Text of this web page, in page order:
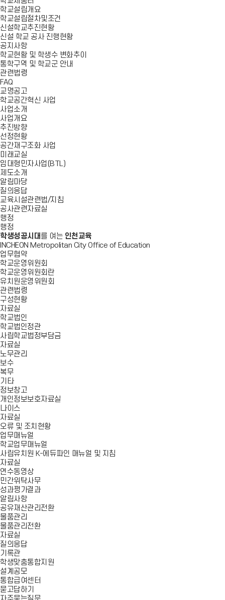
학교설립개요
학교설립절차및조건
신설학교추진현황
신설 학교 공사 진행현황
공지사항
학교현황 및 학생수 변화추이
통학구역 및 학교군 안내
관련법령
FAQ
교명공고
학교공간혁신 사업
사업소개
사업개요
추진방향
선정현황
공간재구조화 사업
미래교실
임대형민자사업(BTL)
제도소개
알림마당
질의응답
교육시설관련법/지침
공사관련자료실
행정
행정
학생성공시대 를 여는 인천교육
INCHEON Metropolitan City Office of Education
업무협약
학교운영위원회
학교운영위원회란
유치원운영위원회
관련법령
구성현황
자료실
학교법인
학교법인정관
사립학교법정부담금
자료실
노무관리
보수
복무
기타
정보창고
개인정보보호자료실
나이스
자료실
오류 및 조치현황
업무매뉴얼
학교업무매뉴얼
사립유치원 K-에듀파인 매뉴얼 및 지침
자료실
연수동영상
민간위탁사무
성과평가결과
알림사항
공유재산관리전환
물품관리
물품관리전환
자료실
질의응답
기록관
학생맞춤통합지원
설계공모
통합급여센터
묻고답하기